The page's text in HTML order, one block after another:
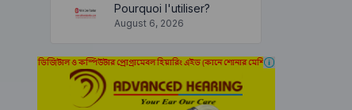
Pourquoi l'utiliser?
August 6, 2026